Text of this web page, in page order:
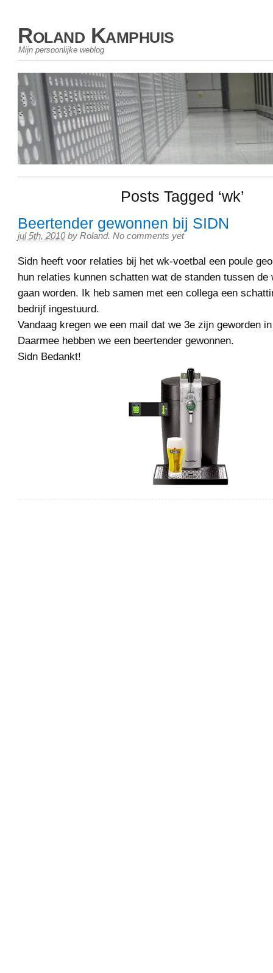
Roland Kamphuis
Mijn persoonlijke weblog
Posts Tagged ‘wk’
Beertender gewonnen bij SIDN
jul 5th, 2010 by Roland. No comments yet
Sidn heeft voor relaties bij het wk-voetbal een poule
hun relaties kunnen schatten wat de standen tussen de
gaan worden. Ik heb samen met een collega een
bedrijf ingestuurd.
Vandaag kregen we een mail dat we 3e zijn geworden
Daarmee hebben we een beertender gewonnen.
Sidn Bedankt!